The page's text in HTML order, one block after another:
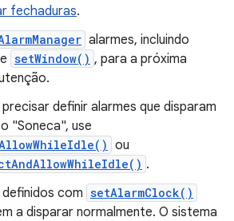
fechaduras.
alarmes, incluindo
e setWindow() , para a próxima
definir alarmes que disparam
"Soneca", use
ou
.
com setAlarmClock()
a disparar normalmente. O sistema